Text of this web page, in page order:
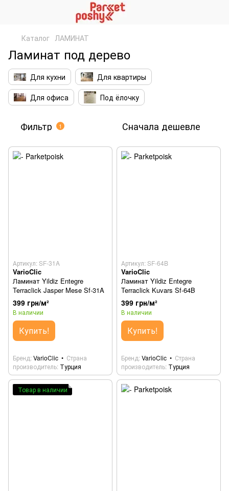
Каталог ЛАМИНАТ
Ламинат под дерево
Для кухни
Для квартиры
Для офиса
Под ёлочку
Фильтр 1 Сначала дешевле
Артикул: SF-31A
VarioClic
Ламинат Yildiz Entegre
Terraclick Jasper Mese Sf-31A
399 грн/м²
В наличии
Купить!
Бренд VarioClic
Страна
производитель Турция
Артикул: SF-64B
VarioClic
Ламинат Yildiz Entegre
Terraclick Kuvars Sf-64B
399 грн/м²
В наличии
Купить!
Бренд VarioClic
Страна
производитель Турция
Товар в наличии